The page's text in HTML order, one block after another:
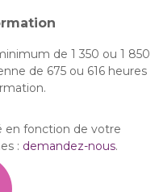
de 1 350 ou 1 850
de 675 ou 616 heures
en fonction de votre
: demandez-nous.